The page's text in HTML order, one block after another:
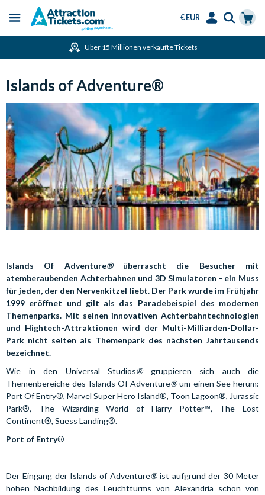
content
Menu
€ EUR
Über 15 Millionen verkaufte Tickets
Islands of Adventure®
Islands Of Adventure®überrascht die Besucher mit
atemberaubenden Achterbahnen und 3D Simulatoren - ein Muss
für jeden, der den Nervenkitzel liebt. Der Park wurde im Frühjahr
1999 eröffnet und gilt als das Paradebeispiel des modernen
Themenparks. Mit seinen innovativen Achterbahntechnologien
und Hightech-Attraktionen wird der Multi-Milliarden-Dollar-
Park nicht selten als Themenpark des nächsten Jahrtausends
bezeichnet.
Wie in den Universal Studios®gruppieren sich auch die
Themenbereiche des Islands Of Adventure®um einen See herum:
Port Of Entry®, Marvel Super Hero Island®, Toon Lagoon®, Jurassic
Park®, The Wizarding World of Harry Potter™, The Lost
Continent®, Suess Landing®.
Port of Entry®
Der Eingang der Islands of Adventure®ist aufgrund der 30 Meter
hohen Nachbildung des Leuchtturms von Alexandria schon von